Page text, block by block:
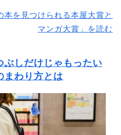
本を見つけられる本屋大賞と
マンガ大賞」を読む
ぶしだけじゃもったい
まわり方とは